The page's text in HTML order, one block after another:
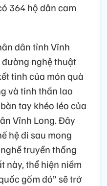
364 hộ dân cam
dân tỉnh Vĩnh
đường nghệ thuật
tinh của món quà
và tinh thần lao
tay khéo léo của
Vĩnh Long. Đây
hệ đi sau mong
truyền thống
này, thể hiện niềm
gốm đỏ” sẽ trở